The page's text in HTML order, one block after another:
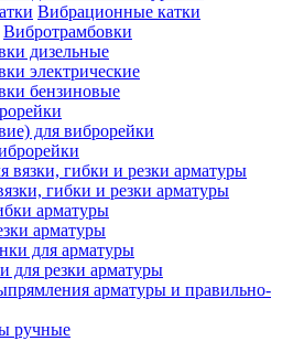
Вибрационные катки
Вибротрамбовки
дизельные
электрические
бензиновые
для виброрейки
гибки и резки арматуры
арматуры
арматуры
для арматуры
для резки арматуры
арматуры и правильно-
ручные